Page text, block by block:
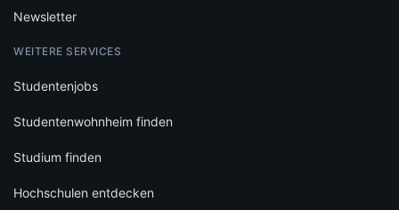
Newsletter
WEITERE SERVICES
Studentenjobs
Studentenwohnheim finden
Studium finden
Hochschulen entdecken